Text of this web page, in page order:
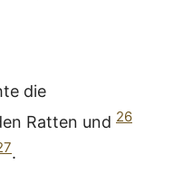
die
Ratten und 26
.